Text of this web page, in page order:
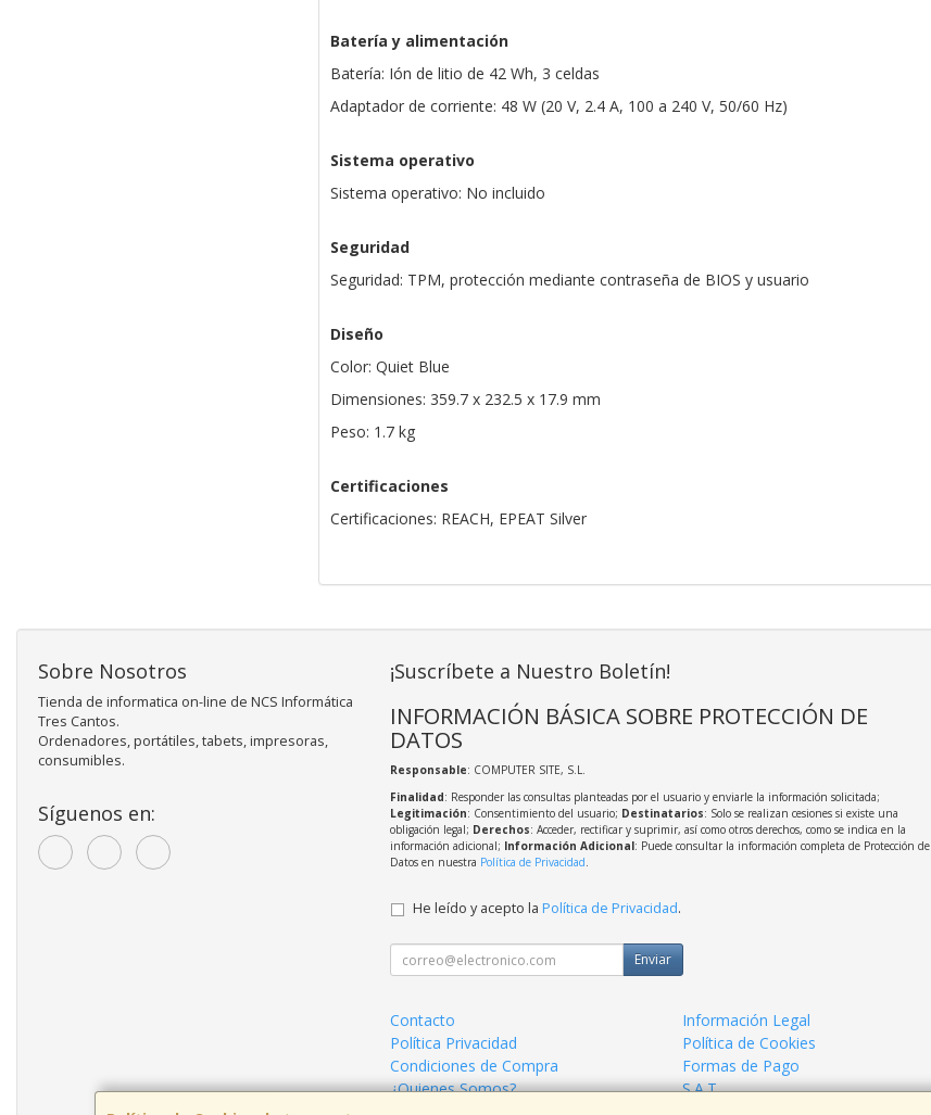
Batería y alimentación
Batería: Ión de litio de 42 Wh, 3 celdas
Adaptador de corriente: 48 W (20 V, 2.4 A, 100 a 240 V, 50/60 Hz)
Sistema operativo
Sistema operativo: No incluido
Seguridad
Seguridad: TPM, protección mediante contraseña de BIOS y usuario
Diseño
Color: Quiet Blue
Dimensiones: 359.7 x 232.5 x 17.9 mm
Peso: 1.7 kg
Certificaciones
Certificaciones: REACH, EPEAT Silver
Sobre Nosotros
Tienda de informatica on-line de NCS Informática
Tres Cantos.
Ordenadores, portátiles, tabets, impresoras,
consumibles.
Síguenos en:
¡Suscríbete a Nuestro Boletín!
INFORMACIÓN BÁSICA SOBRE PROTECCIÓN DE
DATOS
Responsable: COMPUTER SITE, S.L.
Finalidad: Responder las consultas planteadas por el usuario y enviarle la información solicitada;
Legitimación: Consentimiento del usuario; Destinatarios: Solo se realizan cesiones si existe una
obligación legal; Derechos: Acceder, rectificar y suprimir, así como otros derechos, como se indica en la
información adicional; Información Adicional: Puede consultar la información completa de Protección de
Datos en nuestra Política de Privacidad.
He leído y acepto la Política de Privacidad.
Enviar
Contacto
Información Legal
Política Privacidad
Política de Cookies
Condiciones de Compra
Formas de Pago
¿Quienes Somos?
S.A.T.